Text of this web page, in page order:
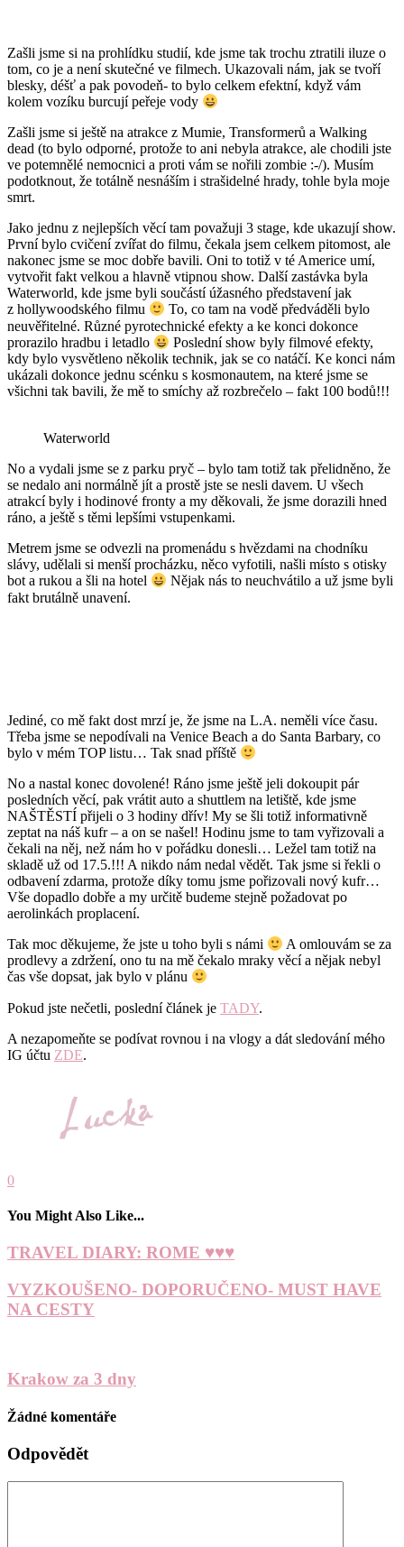
Zašli jsme si na prohlídku studií, kde jsme tak trochu ztratili iluze o
tom, co je a není skutečné ve filmech. Ukazovali nám, jak se tvoří
blesky, déšť a pak povodeň- to bylo celkem efektní, když vám
kolem vozíku burcují peřeje vody
Zašli jsme si ještě na atrakce z Mumie, Transformerů a Walking
dead (to bylo odporné, protože to ani nebyla atrakce, ale chodili jste
ve potemnělé nemocnici a proti vám se nořili zombie :-/). Musím
podotknout, že totálně nesnáším i strašidelné hrady, tohle byla moje
smrt.
Jako jednu z nejlepších věcí tam považuji 3 stage, kde ukazují show.
První bylo cvičení zvířat do filmu, čekala jsem celkem pitomost, ale
nakonec jsme se moc dobře bavili. Oni to totiž v té Americe umí,
vytvořit fakt velkou a hlavně vtipnou show. Další zastávka byla
Waterworld, kde jsme byli součástí úžasného představení jak
z hollywoodského filmu
To, co tam na vodě předváděli bylo
neuvěřitelné. Různé pyrotechnické efekty a ke konci dokonce
prorazilo hradbu i letadlo
Poslední show byly filmové efekty,
kdy bylo vysvětleno několik technik, jak se co natáčí. Ke konci nám
ukázali dokonce jednu scénku s kosmonautem, na které jsme se
všichni tak bavili, že mě to smíchy až rozbrečelo – fakt 100 bodů!!!
Waterworld
No a vydali jsme se z parku pryč – bylo tam totiž tak přelidněno, že
se nedalo ani normálně jít a prostě jste se nesli davem. U všech
atrakcí byly i hodinové fronty a my děkovali, že jsme dorazili hned
ráno, a ještě s těmi lepšími vstupenkami.
Metrem jsme se odvezli na promenádu s hvězdami na chodníku
slávy, udělali si menší procházku, něco vyfotili, našli místo s otisky
bot a rukou a šli na hotel
Nějak nás to neuchvátilo a už jsme byli
fakt brutálně unavení.
Jediné, co mě fakt dost mrzí je, že jsme na L.A. neměli více času.
Třeba jsme se nepodívali na Venice Beach a do Santa Barbary, co
bylo v mém TOP listu… Tak snad příště
No a nastal konec dovolené! Ráno jsme ještě jeli dokoupit pár
posledních věcí, pak vrátit auto a shuttlem na letiště, kde jsme
NAŠTĚSTÍ přijeli o 3 hodiny dřív! My se šli totiž informativně
zeptat na náš kufr – a on se našel! Hodinu jsme to tam vyřizovali a
čekali na něj, než nám ho v pořádku donesli… Ležel tam totiž na
skladě už od 17.5.!!! A nikdo nám nedal vědět. Tak jsme si řekli o
odbavení zdarma, protože díky tomu jsme pořizovali nový kufr…
Vše dopadlo dobře a my určitě budeme stejně požadovat po
aerolinkách proplacení.
Tak moc děkujeme, že jste u toho byli s námi
A omlouvám se za
prodlevy a zdržení, ono tu na mě čekalo mraky věcí a nějak nebyl
čas vše dopsat, jak bylo v plánu
Pokud jste nečetli, poslední článek je TADY.
A nezapomeňte se podívat rovnou i na vlogy a dát sledování mého
IG účtu ZDE.
0
You Might Also Like...
TRAVEL DIARY: ROME ♥♥♥
VYZKOUŠENO- DOPORUČENO- MUST HAVE
NA CESTY
Krakow za 3 dny
Žádné komentáře
Odpovědět